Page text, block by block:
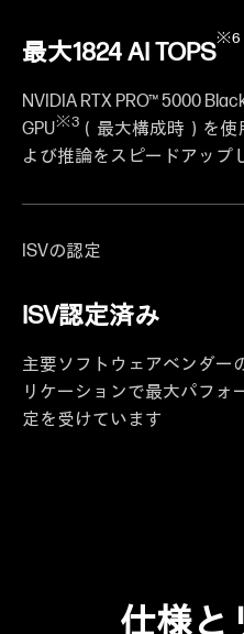
最大1824 AI TOPS※6
NVIDIA RTX PRO™ 5000
GPU※3 （最大構成時）を
よび推論をスピードアップ
ISVの認定
ISV認定済み
主要ソフトウェアベンダー
リケーションで最大パフォ
定を受けています
仕様と